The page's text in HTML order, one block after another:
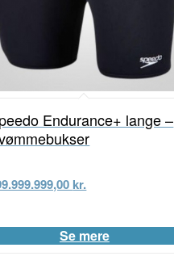
Endurance+ lange –
kr.
Se mere